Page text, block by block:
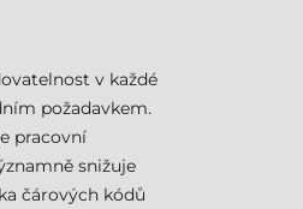
v každé
požadavkem.
pracovní
snižuje
čárových kódů